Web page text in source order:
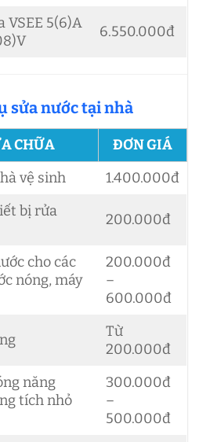
VSEE 5(6)A
6.550.000đ
sửa nước tại nhà
CHỮA
ĐƠN GIÁ
vệ sinh
1.400.000đ
bị rửa
200.000đ
cho các
nóng, máy
200.000đ
–
600.000đ
Từ
200.000đ
năng
tích nhỏ
300.000đ
–
500.000đ